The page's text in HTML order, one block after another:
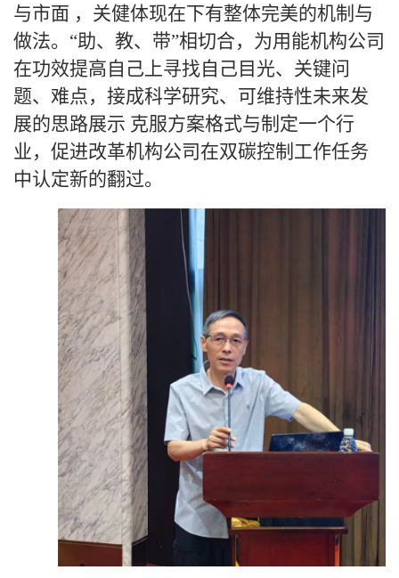
与市面 ，关健体现在下有整体完美的机制与
做法。“助、教、带”相切合，为用能机构公司
在功效提高自己上寻找自己目光、关键问
题、难点，接成科学研究、可维持性未来发
展的思路展示 克服方案格式与制定一个行
业，促进改革机构公司在双碳控制工作任务
中认定新的翻过。